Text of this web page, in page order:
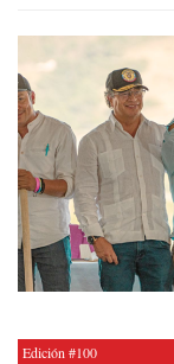
Edición #100